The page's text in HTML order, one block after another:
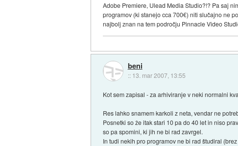
Adobe Premiere, Ulead Media Studio?!? Pa saj
programov (ki stanejo cca 700€) niti slučajno ne
najbolj znan na tem področju Pinnacle Video
beni
:: 13. mar 2007, 13:55
Kot sem zapisal - za arhiviranje v neki normalni
Res lahko snamem karkoli z neta, vendar ne
Posnetki so že itak stari 10 pa do 40 let in niso
so pa spomini, ki jih ne bi rad zavrgel.
In tudi nekih pro programov ne bi rad študiral